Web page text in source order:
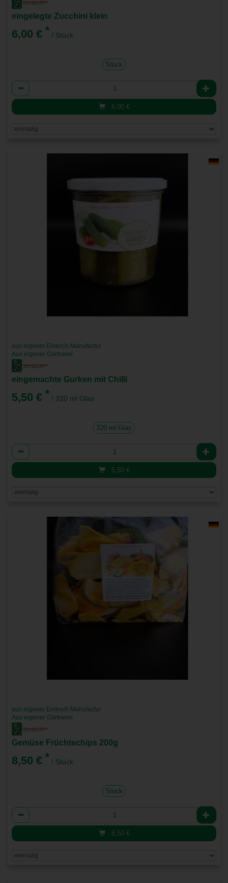
eingelegte Zucchini klein
6,00 € * / Stück
Stück
Anzahl
6,00 €
aus eigener Einkoch Manufactur
Aus eigener Gärtnerei
eingemachte Gurken mit Chilli
5,50 € * / 320 ml Glas
320 ml Glas
Anzahl
5,50 €
aus eigener Einkoch Manufactur
Aus eigener Gärtnerei
Gemüse Früchtechips 200g
8,50 € * / Stück
Stück
Anzahl
8,50 €